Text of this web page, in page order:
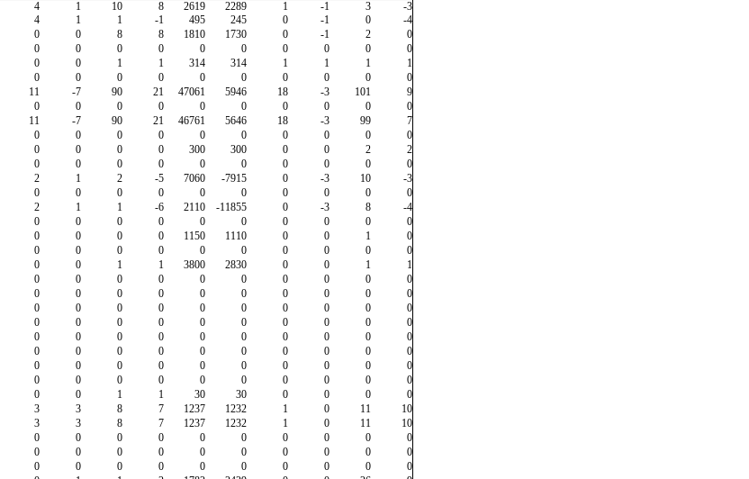
4 1 10 8 2619 2289 1 -1 3
-3
4 1 1 -1 495 245 0 -1 0
-4
0 0 8 8 1810 1730 0 -1 2
0
0 0 0 0 0 0 0 0 0
0
0 0 1 1 314 314 1 1 1
1
0 0 0 0 0 0 0 0 0
0
11 -7 90 21 47061 5946 18 -3 101
9
0 0 0 0 0 0 0 0 0
0
11 -7 90 21 46761 5646 18 -3 99
7
0 0 0 0 0 0 0 0 0
0
0 0 0 0 300 300 0 0 2
2
0 0 0 0 0 0 0 0 0
0
2 1 2 -5 7060 -7915 0 -3 10
-3
0 0 0 0 0 0 0 0 0
0
2 1 1 -6 2110 -11855 0 -3 8
-4
0 0 0 0 0 0 0 0 0
0
0 0 0 0 1150 1110 0 0 1
0
0 0 0 0 0 0 0 0 0
0
0 0 1 1 3800 2830 0 0 1
1
0 0 0 0 0 0 0 0 0
0
0 0 0 0 0 0 0 0 0
0
0 0 0 0 0 0 0 0 0
0
0 0 0 0 0 0 0 0 0
0
0 0 0 0 0 0 0 0 0
0
0 0 0 0 0 0 0 0 0
0
0 0 0 0 0 0 0 0 0
0
0 0 0 0 0 0 0 0 0
0
0 0 1 1 30 30 0 0 0
0
3 3 8 7 1237 1232 1 0 11
10
3 3 8 7 1237 1232 1 0 11
10
0 0 0 0 0 0 0 0 0
0
0 0 0 0 0 0 0 0 0
0
0 0 0 0 0 0 0 0 0
0